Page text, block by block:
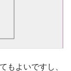
もよいですし、